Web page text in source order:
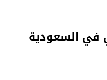
في السعودية